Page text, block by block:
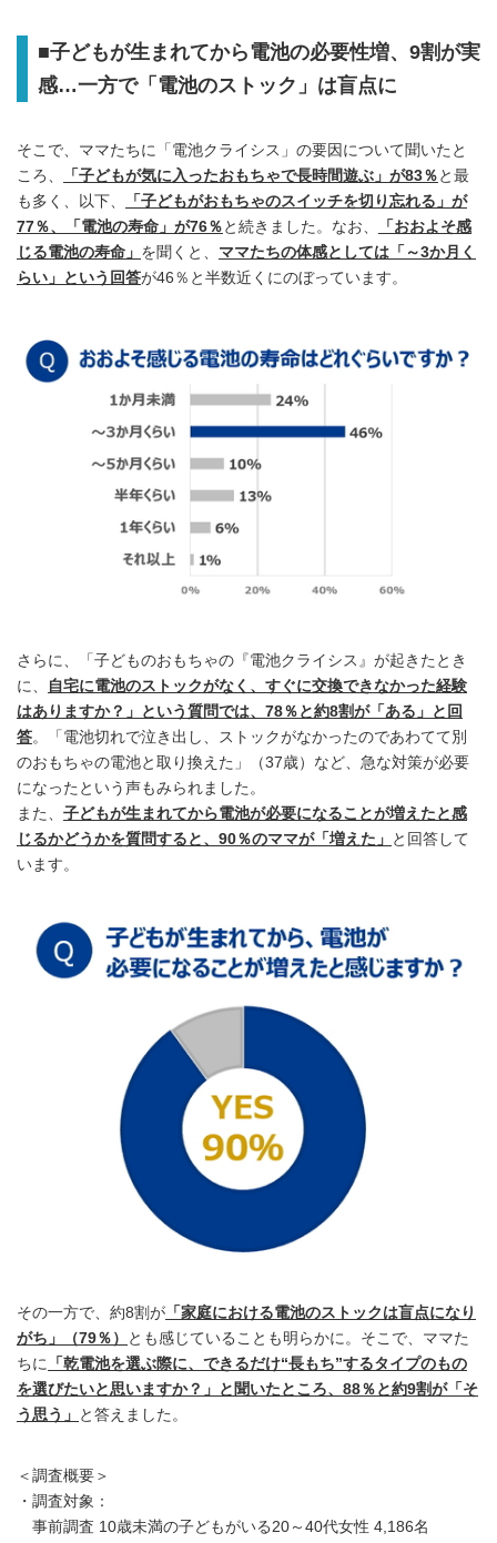
■子どもが生まれてから電池の必要性増、9割が実
感…一方で「電池のストック」は盲点に
そこで、ママたちに「電池クライシス」の要因について聞いたと
ころ、
「子どもが気に入ったおもちゃで長時間遊ぶ」が83％ と最
も多く、以下、
「子どもがおもちゃのスイッチを切り忘れる」が
77％、「電池の寿命」が76％ と続きました。なお、
「おおよそ感
じる電池の寿命」 を聞くと、 ママたちの体感としては「～3か月く
らい」という回答が46％と半数近くにのぼっています。
さらに、「子どものおもちゃの『電池クライシス』が起きたとき
に、
自宅に電池のストックがなく、すぐに交換できなかった経験
はありますか？」という質問では、78％と約8割が「ある」と回
答。「電池切れで泣き出し、ストックがなかったのであわてて別
のおもちゃの電池と取り換えた」（37歳）など、急な対策が必要
になったという声もみられました。
また、 子どもが生まれてから電池が必要になることが増えたと感
じるかどうかを質問すると、90％のママが「増えた」 と回答して
います。
その一方で、約8割が 「家庭における電池のストックは盲点になり
がち」（79％）
とも感じていることも明らかに。そこで、ママた
ちに 「乾電池を選ぶ際に、できるだけ“長もち”するタイプのもの
を選びたいと思いますか？」と聞いたところ、88％と約9割が「そ
う思う」 と答えました。
＜調査概要＞
・調査対象：
事前調査 10歳未満の子どもがいる20～40代女性 4,186名